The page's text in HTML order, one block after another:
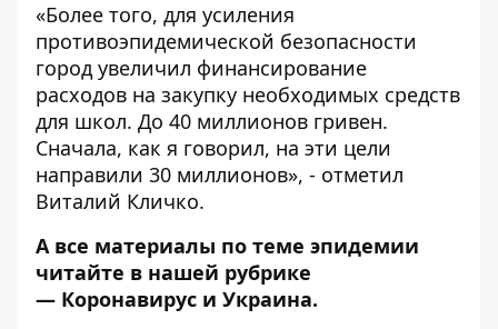
«Более того, для усиления
противоэпидемической безопасности
город увеличил финансирование
расходов на закупку необходимых средств
для школ. До 40 миллионов гривен.
Сначала, как я говорил, на эти цели
направили 30 миллионов», - отметил
Виталий Кличко.
А все материалы по теме эпидемии
читайте в нашей рубрике
— Коронавирус и Украина.